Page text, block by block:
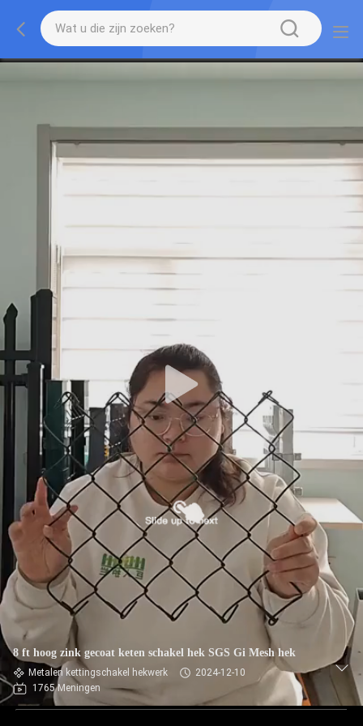
8 ft hoog zink gecoat keten schakel hek SGS Gi Mesh hek
Metalen kettingschakel hekwerk
2024-12-10
1765 Meningen